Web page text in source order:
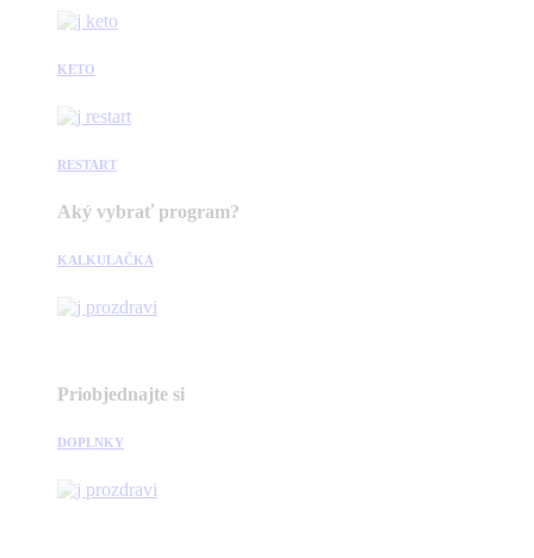
KETO
RESTART
Aký vybrať program?
KALKULAČKA
Priobjednajte si
DOPLNKY